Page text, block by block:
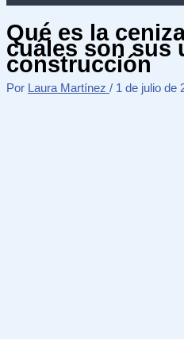
Qué es la
cuáles son sus
construcción
Por Laura Martínez / 1 de julio de